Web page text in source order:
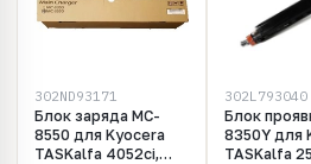
302ND93171
Блок заряда MC-
8550 для Kyocera
TASKalfa 4052ci,
302L793040
Блок
8350Y для
TASKalfa